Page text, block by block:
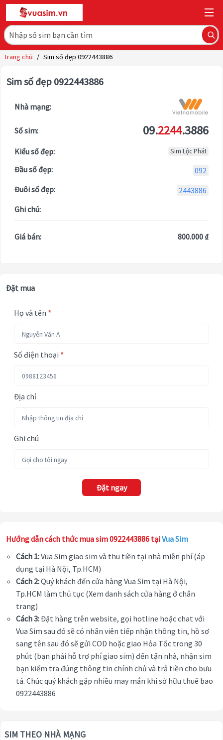
Trang chủ / Sim số đẹp 0922443886
Sim số đẹp 0922443886
Nhà mạng:
Số sim: 09.2244.3886
Kiểu số đẹp: Sim Lộc Phát
Đầu số đẹp:
092
Đuôi số đẹp:
2443886
Ghi chú:
Giá bán: 800.000 ₫
Đặt mua
Họ và tên *
Số điện thoại *
Địa chỉ
Ghi chú
Đặt ngay
Hướng dẫn cách thức mua sim 0922443886 tạiVua Sim
Cách 1:Vua Sim giao sim và thu tiền tại nhà miễn phí (áp
dụng tại Hà Nội, Tp.HCM)
Cách 2:Quý khách đến cửa hàng Vua Sim tại Hà Nội,
Tp.HCM làm thủ tục (Xem danh sách cửa hàng ở chân
trang)
Cách 3:Đặt hàng trên website, gọi hotline hoặc chat với
Vua Sim sau đó sẽ có nhân viên tiếp nhận thông tin, hồ sơ
sang tên sau đó sẽ gửi COD hoặc giao Hỏa Tốc trong 30
phút (bạn phải hỗ trợ phí giao sim) đến tận nhà, nhận sim
bạn kiểm tra đúng thông tin chính chủ và trả tiền cho bưu
tá. Chúc quý khách gặp nhiều may mắn khi sở hữu thuê bao
0922443886
SIM THEO NHÀ MẠNG